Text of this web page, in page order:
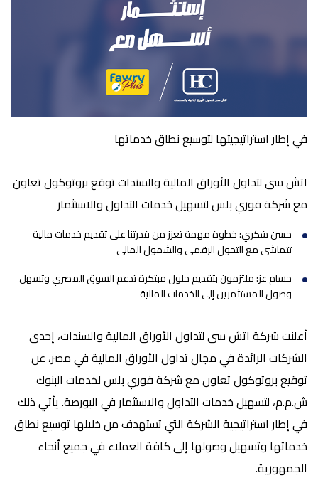
في إطار استراتيجيتها لتوسيع نطاق خدماتها
اتش سى لتداول الأوراق المالية والسندات توقع بروتوكول تعاون
مع شركة فوري بلس لتسهيل خدمات التداول والاستثمار
حسنشكري:خطوة مهمة تعزز من قدرتنا على تقديم خدمات مالية
تتماشى مع التحول الرقمي والشمول المالي
حسام عز: ملتزمونبتقديم حلول مبتكرة تدعم السوق المصري وتسهل
وصول المستثمرين إلى الخدمات المالية
أعلنت شركة اتش سى لتداول الأوراق المالية والسندات، إحدى
الشركات الرائدة في مجال تداول الأوراق المالية في مصر، عن
توقيع بروتوكول تعاون مع شركة فوري بلس لخدمات البنوك
ش.م.م، لتسهيل خدمات التداول والاستثمار في البورصة. يأتي ذلك
في إطار استراتيجية الشركة التي تستهدف من خلالها توسيع نطاق
خدماتها وتسهيل وصولها إلى كافة العملاء في جميع أنحاء
الجمهورية.